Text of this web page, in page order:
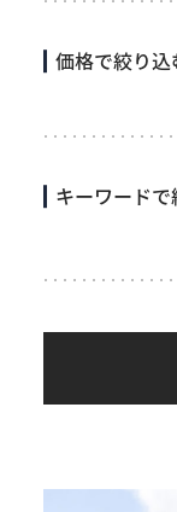
価格で絞り込
キーワードで